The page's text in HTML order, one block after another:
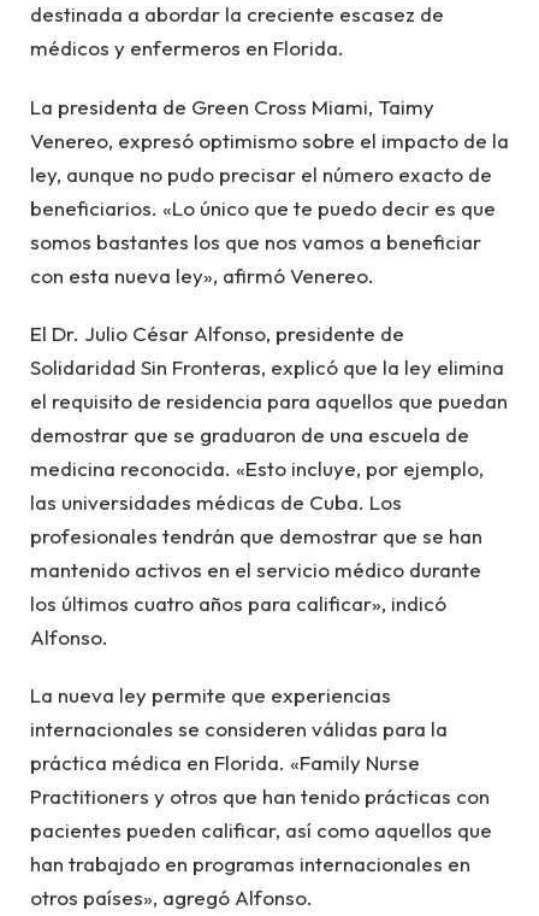
destinada a abordar la creciente escasez de
médicos y enfermeros en Florida.
La presidenta de Green Cross Miami, Taimy
Venereo, expresó optimismo sobre el impacto de la
ley, aunque no pudo precisar el número exacto de
beneficiarios. «Lo único que te puedo decir es que
somos bastantes los que nos vamos a beneficiar
con esta nueva ley», afirmó Venereo.
El Dr. Julio César Alfonso, presidente de
Solidaridad Sin Fronteras, explicó que la ley elimina
el requisito de residencia para aquellos que puedan
demostrar que se graduaron de una escuela de
medicina reconocida. «Esto incluye, por ejemplo,
las universidades médicas de Cuba. Los
profesionales tendrán que demostrar que se han
mantenido activos en el servicio médico durante
los últimos cuatro años para calificar», indicó
Alfonso.
La nueva ley permite que experiencias
internacionales se consideren válidas para la
práctica médica en Florida. «Family Nurse
Practitioners y otros que han tenido prácticas con
pacientes pueden calificar, así como aquellos que
han trabajado en programas internacionales en
otros países», agregó Alfonso.